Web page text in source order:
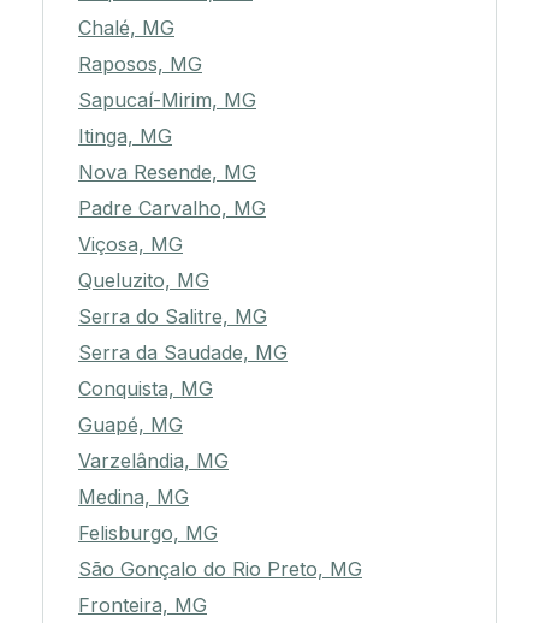
Chalé, MG
Raposos, MG
Sapucaí-Mirim, MG
Itinga, MG
Nova Resende, MG
Padre Carvalho, MG
Viçosa, MG
Queluzito, MG
Serra do Salitre, MG
Serra da Saudade, MG
Conquista, MG
Guapé, MG
Varzelândia, MG
Medina, MG
Felisburgo, MG
São Gonçalo do Rio Preto, MG
Fronteira, MG